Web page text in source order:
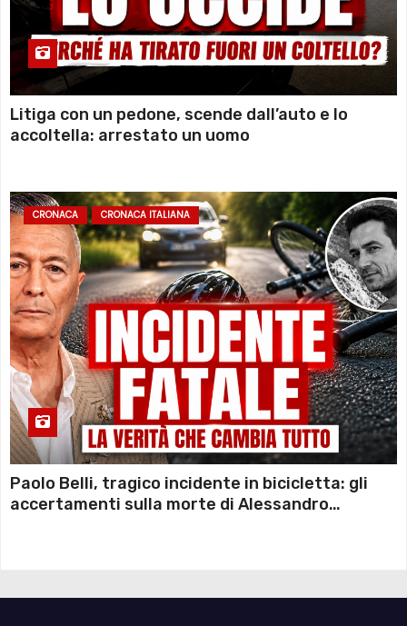
Litiga con un pedone, scende dall’auto e lo
accoltella: arrestato un uomo
CRONACA CRONACA ITALIANA
Paolo Belli, tragico incidente in bicicletta: gli
accertamenti sulla morte di Alessandro